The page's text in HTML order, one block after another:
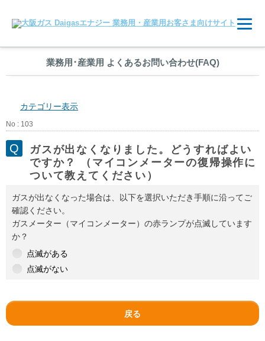
業務用 ･産業用 よくあるお問い合わせ(FAQ)
カテゴリー表示
No : 103
ガスが出なくなりました。どうすればよい
ですか？ （マイコンメーターの復帰操作に
ついて教えてください）
ガスが出なくなった場合は、以下を選択いただき手順に沿ってご
確認ください。
ガスメーター（マイコンメーター）の赤ランプが点滅しています
か？
点滅がある
点滅がない
戻る